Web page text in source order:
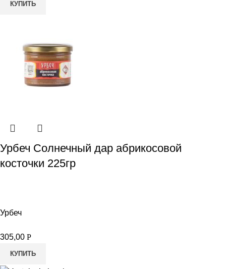
КУПИТЬ
Урбеч Солнечный дар абрикосовой
косточки 225гр
Урбеч
305,00 Р
КУПИТЬ